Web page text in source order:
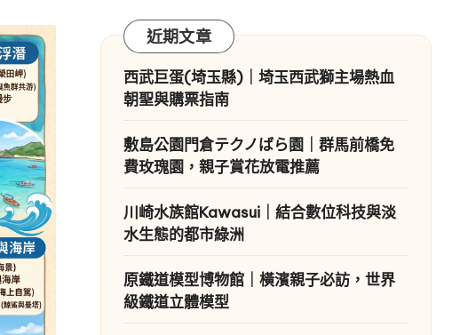
近期文章
西武巨蛋(埼玉縣)｜埼玉西武獅主場熱血
朝聖與購票指南
敷島公園門倉テクノばら園｜群馬前橋免
費玫瑰園，親子賞花放電推薦
川崎水族館Kawasui｜結合數位科技與淡
水生態的都市綠洲
原鐵道模型博物館｜橫濱親子必訪，世界
級鐵道立體模型